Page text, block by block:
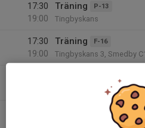
17:30
19:00
Träning P-13
Tingbyskans
17:30
19:00
Träning F-16
Tingbyskans 3, Smedby
F-20